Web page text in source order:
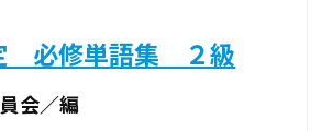
必修単語集 ２級
会／編